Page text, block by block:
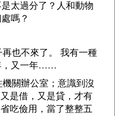
太過分了？人和動物
嗎？
也不來了。 我有一種
，又一年……
關辦公室；意識到沒
是借，又是貸，才有
吃儉用，當了整整五